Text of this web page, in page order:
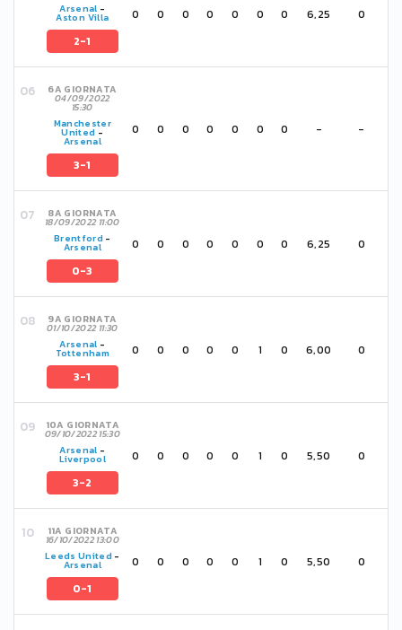
Arsenal -
Aston Villa
2-1
0 0 0 0 0 0 0 6,25 0
6A GIORNATA
04/09/2022
15:30
Manchester
United -
Arsenal
3-1
0 0 0 0 0 0 0 - -
8A GIORNATA
18/09/2022 11:00
Brentford -
Arsenal
0-3
0 0 0 0 0 0 0 6,25 0
9A GIORNATA
01/10/2022 11:30
Arsenal -
Tottenham
3-1
0 0 0 0 0 1 0 6,00 0
10A GIORNATA
09/10/2022 15:30
Arsenal -
Liverpool
3-2
0 0 0 0 0 1 0 5,50 0
11A GIORNATA
16/10/2022 13:00
Leeds United -
Arsenal
0-1
0 0 0 0 0 1 0 5,50 0